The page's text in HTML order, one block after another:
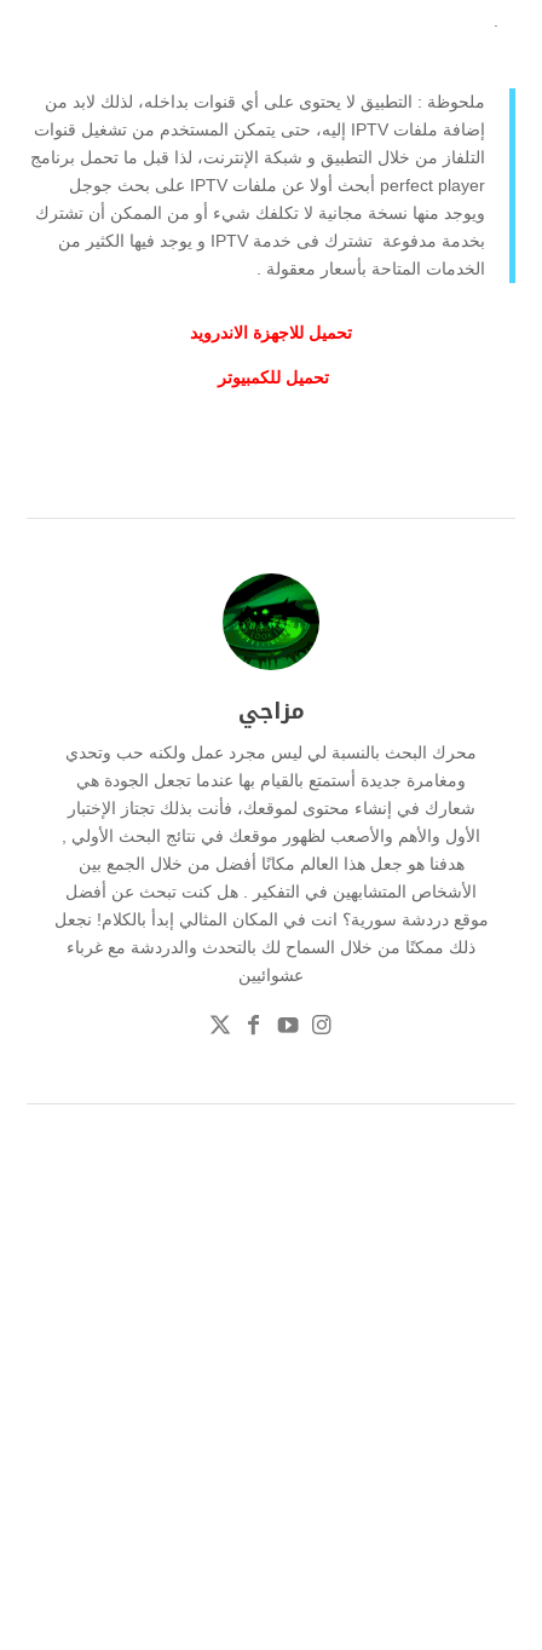
ملحوظة : التطبيق لا يحتوى على أي قنوات بداخله، لذلك لابد من
إضافة ملفات IPTV إليه، حتى يتمكن المستخدم من تشغيل قنوات
التلفاز من خلال التطبيق و شبكة الإنترنت، لذا قبل ما تحمل برنامج
perfect player أبحث أولا عن ملفات IPTV على بحث جوجل
ويوجد منها نسخة مجانية لا تكلفك شيء أو من الممكن أن تشترك
بخدمة مدفوعة تشترك فى خدمة IPTV و يوجد فيها الكثير من
الخدمات المتاحة بأسعار معقولة .
تحميل للاجهزة الاندرويد
تحميل للكمبيوتر
مزاجي
محرك البحث بالنسبة لي ليس مجرد عمل ولكنه حب وتحدي
ومغامرة جديدة أستمتع بالقيام بها عندما تجعل الجودة هي
شعارك في إنشاء محتوى لموقعك، فأنت بذلك تجتاز الإختبار
الأول والأهم والأصعب لظهور موقعك في نتائج البحث الأولي ,
هدفنا هو جعل هذا العالم مكانًا أفضل من خلال الجمع بين
الأشخاص المتشابهين في التفكير . هل كنت تبحث عن أفضل
موقع دردشة سورية؟ انت في المكان المثالي إبدأ بالكلام! نجعل
ذلك ممكنًا من خلال السماح لك بالتحدث والدردشة مع غرباء
عشوائيين